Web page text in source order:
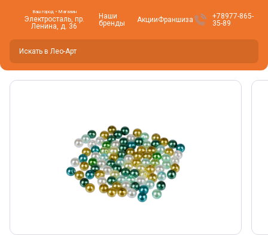
Ваш город • Магазин
Электросталь, пр.
Ленина, д. 36
Наши
бренды
АкцииФраншиза
+78977-865-
35-89
Фото товара